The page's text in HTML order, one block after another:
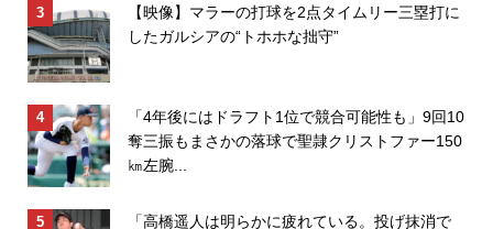
【映像】マラーの打球を2点タイムリー三塁打に
したガルシアの“トホホな拙守”
「4年後にはドラフト1位で競合可能性も」9回10
奪三振もまさかの落球で聖隷クリストファー150
㎞左腕...
「高橋遥人は明らかに疲れている。投げ抹消で